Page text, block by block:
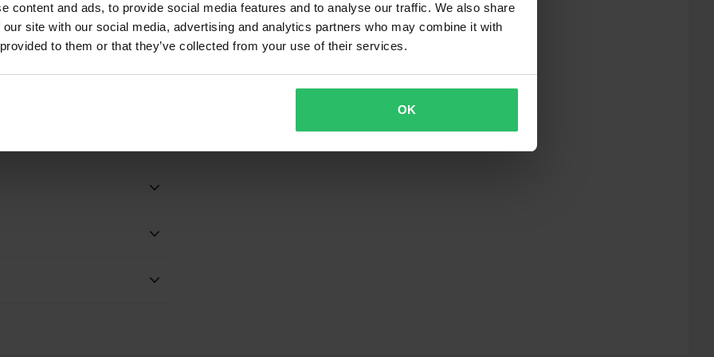
content and ads, to provide social media features and to analyse our traffic. We also share
site with our social media, advertising and analytics partners who may combine it with
to them or that they’ve collected from your use of their services.
OK
sempre consegnati con
Adulto